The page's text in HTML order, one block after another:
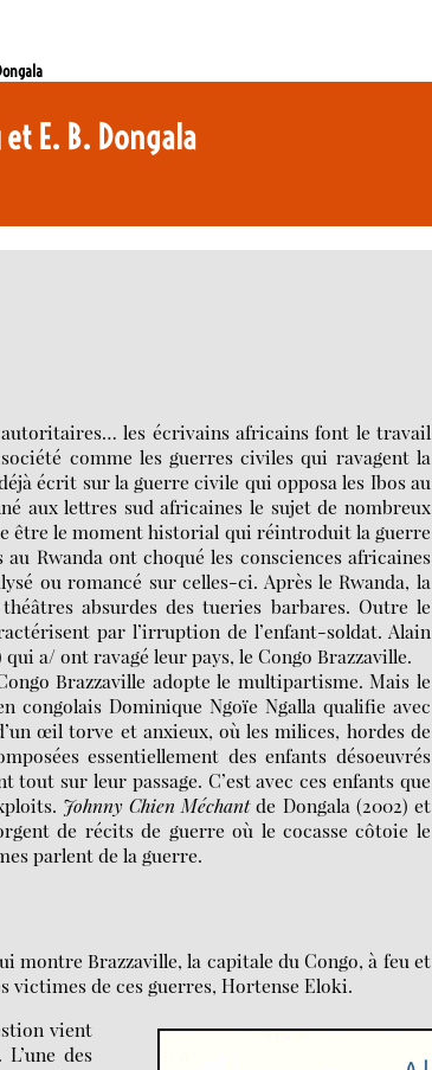
E. B. Dongala
les écrivains africains font le travail
comme les guerres civiles qui ravagent la
écrit sur la guerre civile qui opposa les Ibos au
aux lettres sud africaines le sujet de nombreux
être le moment historial qui réintroduit la guerre
Rwanda ont choqué les consciences africaines
ou romancé sur celles-ci. Après le Rwanda, la
absurdes des tueries barbares. Outre le
par l’irruption de l’enfant-soldat. Alain
a/ ont ravagé leur pays, le Congo Brazzaville.
Brazzaville adopte le multipartisme. Mais le
congolais Dominique Ngoïe Ngalla qualifie avec
œil torve et anxieux, où les milices, hordes de
essentiellement des enfants désoeuvrés
sur leur passage. C’est avec ces enfants que
Johnny Chien Méchantde Dongala (2002) et
de récits de guerre où le cocasse côtoie le
parlent de la guerre.
montre Brazzaville, la capitale du Congo, à feu et
victimes de ces guerres, Hortense Eloki.
vient
des